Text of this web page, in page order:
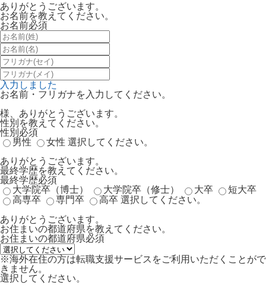
ありがとうございます。
お名前を教えてください。
お名前必須
入力しました
お名前・フリガナを入力してください。
様、ありがとうございます。
性別を教えてください。
性別 必須
男性
女性 選択してください。
ありがとうございます。
最終学歴を教えてください。
最終学歴必須
大学院卒（博士）
大学院卒（修士） 大卒
短大卒
高専卒
専門卒 高卒 選択してください。
ありがとうございます。
お住まいの都道府県を教えてください。
お住まいの都道府県必須
※海外在住の方は転職支援サービスをご利用いただくことがで
きません。
選択してください。